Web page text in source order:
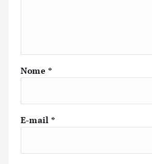
Nome *
E-mail*